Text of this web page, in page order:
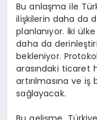
Bu anlaşma ile
ilişkilerin daha da
planlanıyor. İki
daha da
bekleniyor.
arasındaki ticaret
artırılmasına ve
sağlayacak.